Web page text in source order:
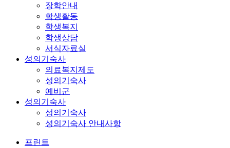
장학안내
학생활동
학생복지
학생상담
서식자료실
성의기숙사
의료복지제도
성의기숙사
예비군
성의기숙사
성의기숙사
성의기숙사 안내사항
프린트